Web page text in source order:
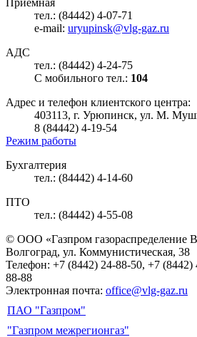
тел.: (84442) 4-07-71
e-mail: uryupinsk@vlg-gaz.ru
АДС
тел.: (84442) 4-24-75
С мобильного тел.: 104
Адрес и телефон клиентского центра:
403113, г. Урюпинск, ул. М.
8 (84442) 4-19-54
Режим работы
Бухгалтерия
тел.: (84442) 4-14-60
ПТО
тел.: (84442) 4-55-08
© ООО «Газпром газораспределение
Волгоград, ул. Коммунистическая, 38
Телефон: +7 (8442) 24-88-50, +7 (8442)
88-88
Электронная почта: office@vlg-gaz.ru
ПАО "Газпром"
"Газпром межрегионгаз"